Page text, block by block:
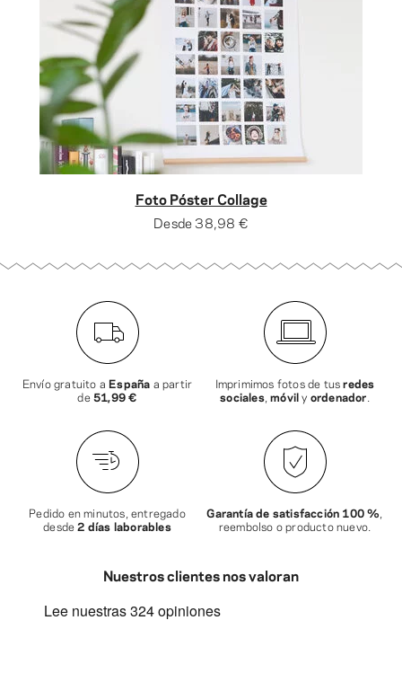
Foto Póster Collage
Desde38,98 €
Envío gratuito a España a partir
de51,99 €
Imprimimos fotos de tusredes
sociales,móvily ordenador
Pedido en minutos, entregado
desde2 días laborables
Garantía de satisfacción 100 %
reembolso o producto nuevo.
Nuestros clientes nos valoran